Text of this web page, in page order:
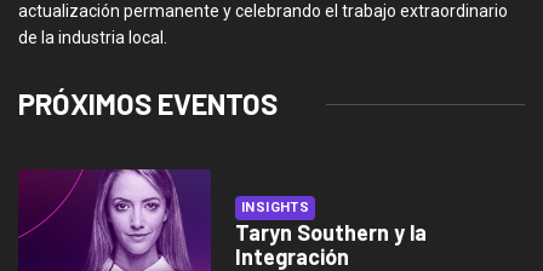
actualización permanente y celebrando el trabajo extraordinario
de la industria local.
PRÓXIMOS EVENTOS
INSIGHTS
Taryn Southern y la
Integración